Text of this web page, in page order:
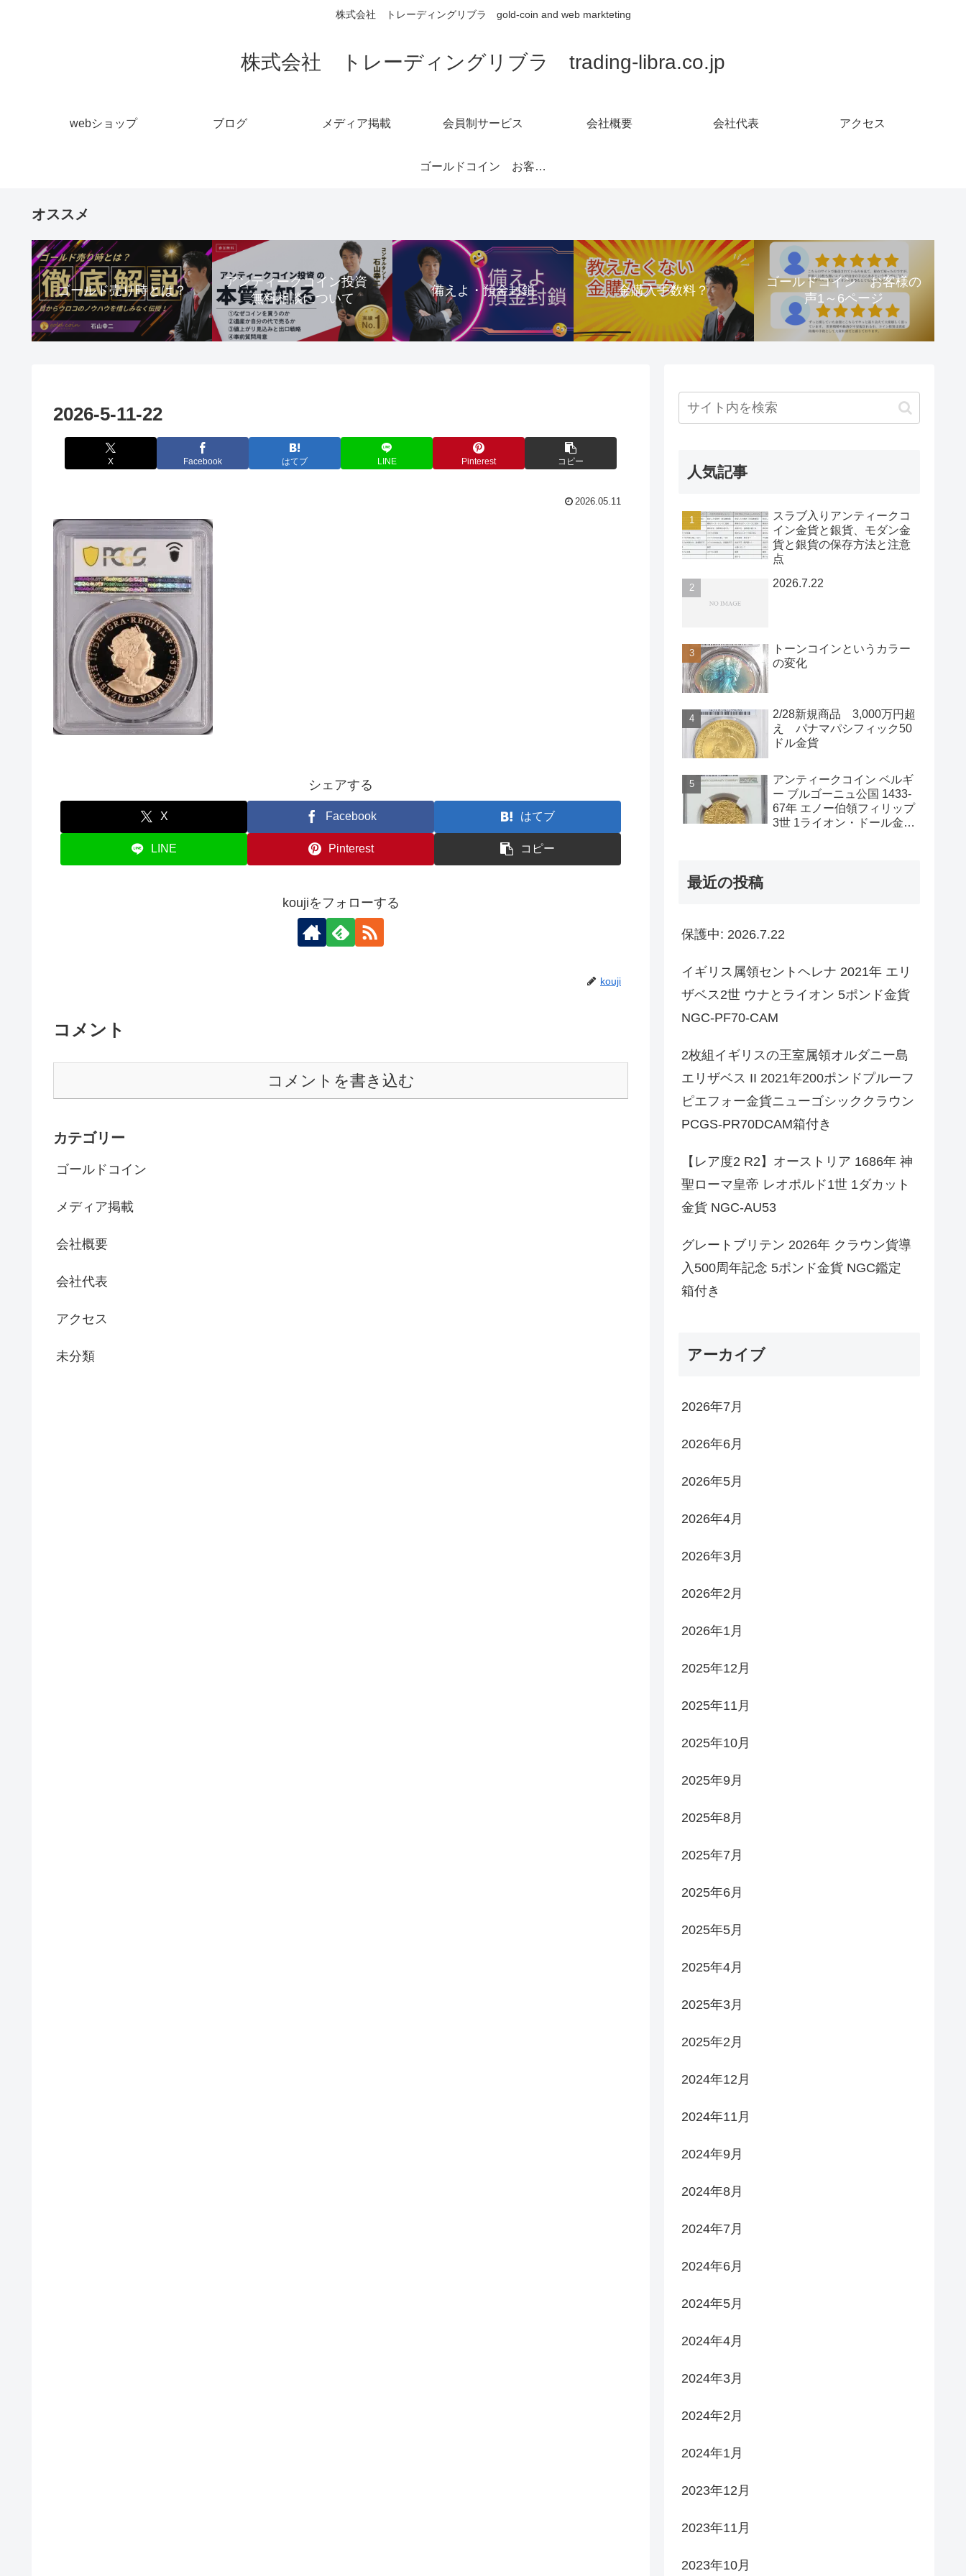
株式会社 トレーディングリブラ gold-coin and web markteting
株式会社 トレーディングリブラ trading-libra.co.jp
webショップ ブログ メディア掲載 会員制サービス 会社概要 会社代表 アクセス
ゴールドコイン お客様の声1～6ページ
オススメ
ゴールド売り時とは？
アンティークコイン投資
無料相談について
備えよ・預金封鎖 金購入手数料？
ゴールドコイン お客様の
声1～6ページ
2026-5-11-22
X Facebook はてブ LINE Pinterest コピー
2026.05.11
シェアする
X Facebook はてブ
LINE Pinterest コピー
koujiをフォローする
kouji
コメント
コメントを書き込む
カテゴリー
ゴールドコイン
メディア掲載
会社概要
会社代表
アクセス
未分類
人気記事
スラブ入りアンティークコ
イン金貨と銀貨、モダン金
貨と銀貨の保存方法と注意
点
2026.7.22
トーンコインというカラー
の変化
2/28新規商品 3,000万円超
え パナマパシフィック50
ドル金貨
アンティークコイン ベルギ
ー ブルゴーニュ公国 1433-
67年 エノー伯領フィリップ
3世 1ライオン・ドール金貨
最近の投稿
保護中: 2026.7.22
イギリス属領セントヘレナ 2021年 エリ
ザベス2世 ウナとライオン 5ポンド金貨
NGC-PF70-CAM
2枚組イギリスの王室属領オルダニー島
エリザベス II 2021年200ポンドプルーフ
ピエフォー金貨ニューゴシッククラウン
PCGS-PR70DCAM箱付き
【レア度2 R2】オーストリア 1686年 神
聖ローマ皇帝 レオポルド1世 1ダカット
金貨 NGC-AU53
グレートブリテン 2026年 クラウン貨導
入500周年記念 5ポンド金貨 NGC鑑定
箱付き
アーカイブ
2026年7月
2026年6月
2026年5月
2026年4月
2026年3月
2026年2月
2026年1月
2025年12月
2025年11月
2025年10月
2025年9月
2025年8月
2025年7月
2025年6月
2025年5月
2025年4月
2025年3月
2025年2月
2024年12月
2024年11月
2024年9月
2024年8月
2024年7月
2024年6月
2024年5月
2024年4月
2024年3月
2024年2月
2024年1月
2023年12月
2023年11月
2023年10月